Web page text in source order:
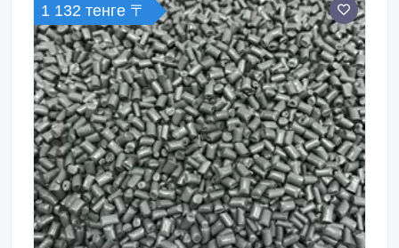
1 132 тенге 〒